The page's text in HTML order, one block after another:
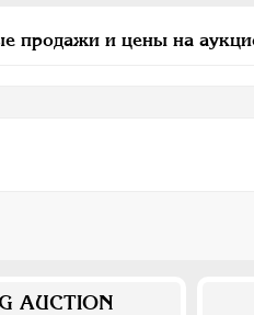
продажи и цены на
AUCTION